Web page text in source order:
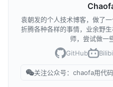
袁朝发的个人技术博客，做了
折腾各种各样的事情，业余野
师，尝试做一
GitHub
关注公众号：chaofa用代